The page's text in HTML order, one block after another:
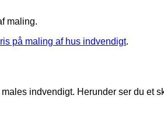
maling.
på maling af hus indvendigt.
indvendigt. Herunder ser du